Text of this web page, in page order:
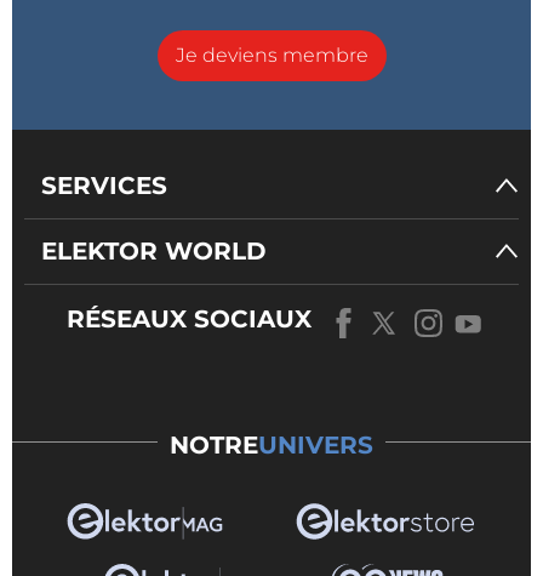
Je deviens membre
SERVICES
ELEKTOR WORLD
RÉSEAUX SOCIAUX
NOTREUNIVERS